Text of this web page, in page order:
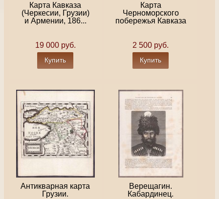
Карта Кавказа
(Черкесии, Грузии)
и Армении, 186...
19 000 руб.
Купить
Карта
Черноморского
побережья Кавказа
2 500 руб.
Купить
Антикварная карта
Грузии.
Верещагин.
Кабардинец.